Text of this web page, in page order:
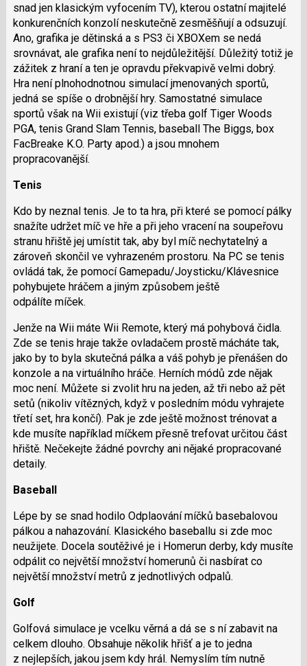
snad jen klasickým vyfocením TV), kterou ostatní majitelé
konkurenčních konzolí neskutečně zesměšňují a odsuzují.
Ano, grafika je dětinská a s PS3 či XBOXem se nedá
srovnávat, ale grafika není to nejdůležitější. Důležitý totiž je
zážitek z hraní a ten je opravdu překvapivě velmi dobrý.
Hra není plnohodnotnou simulací jmenovaných sportů,
jedná se spíše o drobnější hry. Samostatné simulace
sportů však na Wii existují (viz třeba golf Tiger Woods
PGA, tenis Grand Slam Tennis, baseball The Biggs, box
FacBreake K.O. Party apod.) a jsou mnohem
propracovanější.
Tenis
Kdo by neznal tenis. Je to ta hra, při které se pomocí pálky
snažíte udržet míč ve hře a při jeho vracení na soupeřovu
stranu hřiště jej umístit tak, aby byl míč nechytatelný a
zároveň skončil ve vyhrazeném prostoru. Na PC se tenis
ovládá tak, že pomocí Gamepadu/Joysticku/Klávesnice
pohybujete hráčem a jiným způsobem ještě
odpálíte míček.
Jenže na Wii máte Wii Remote, který má pohybová čidla.
Zde se tenis hraje takže ovladačem prostě mácháte tak,
jako by to byla skutečná pálka a váš pohyb je přenášen do
konzole a na virtuálního hráče. Herních módů zde nějak
moc není. Můžete si zvolit hru na jeden, až tři nebo až pět
setů (nikoliv vítězných, když v posledním módu vyhrajete
třetí set, hra končí). Pak je zde ještě možnost trénovat a
kde musíte například míčkem přesně trefovat určitou část
hřiště. Nečekejte žádné povrchy ani nějaké propracované
detaily.
Baseball
Lépe by se snad hodilo Odplaování míčků basebalovou
pálkou a nahazování. Klasického baseballu si zde moc
neužijete. Docela soutěživé je i Homerun derby, kdy musíte
odpálit co největší množství homerunů či nasbírat co
největší množství metrů z jednotlivých odpalů.
Golf
Golfová simulace je vcelku věrná a dá se s ní zabavit na
celkem dlouho. Obsahuje několik hřišť a je to jedna
z nejlepších, jakou jsem kdy hrál. Nemyslím tím nutně